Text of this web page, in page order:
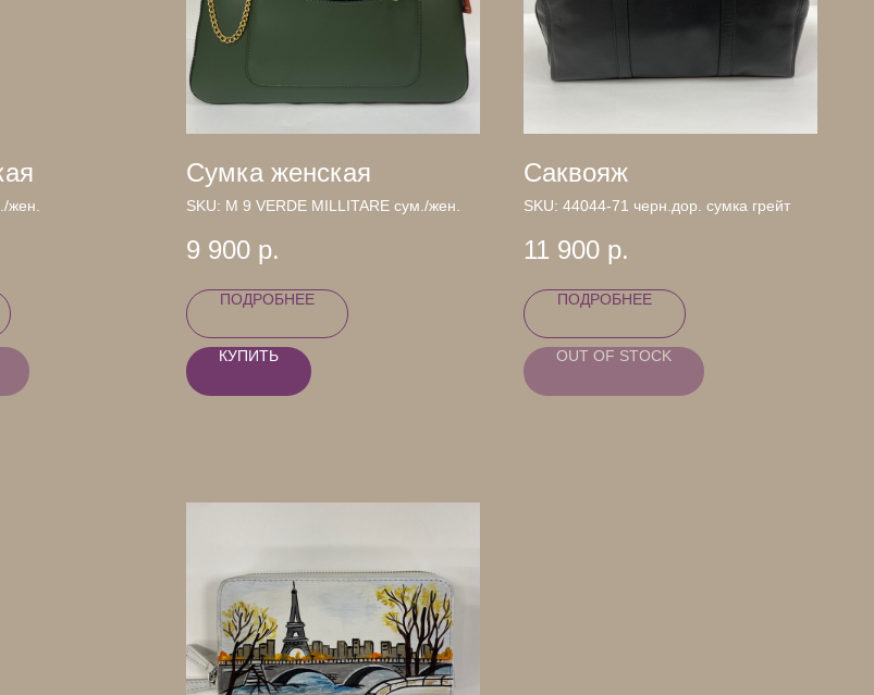
жен.
Сумка женская
SKU: М 9 VERDE MILLITARE сум./жен.
9 900 р.
ПОДРОБНЕЕ
КУПИТЬ
Саквояж
SKU: 44044-71 черн.дор. сумка грейт
11 900 р.
ПОДРОБНЕЕ
OUT OF STOCK